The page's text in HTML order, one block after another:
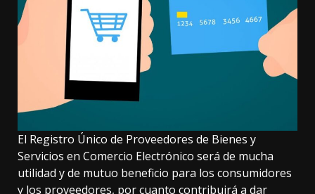
El Registro Único de Proveedores de Bienes y
Servicios en Comercio Electrónico será de mucha
utilidad y de mutuo beneficio para los consumidores
y los proveedores, por cuanto contribuirá a dar